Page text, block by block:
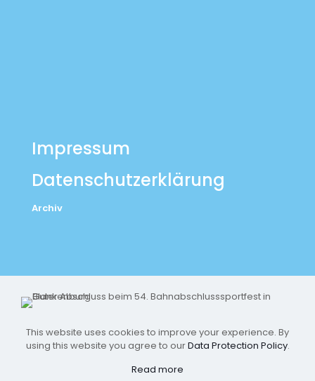
Impressum
Datenschutzerklärung
Archiv
This website uses cookies to improve your experience. By
using this website you agree to ourData Protection Policy.
Read more